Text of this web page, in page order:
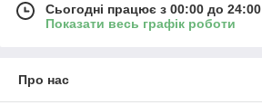
Сьогодні працює з 00:00 до 24:00
Показати весь графік роботи
Про нас